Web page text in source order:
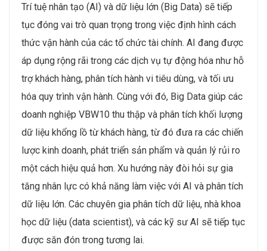
Trí tuệ nhân tạo (AI) và dữ liệu lớn (Big Data) sẽ tiếp
tục đóng vai trò quan trọng trong việc định hình cách
thức vận hành của các tổ chức tài chính. AI đang được
áp dụng rộng rãi trong các dịch vụ tự động hóa như hỗ
trợ khách hàng, phân tích hành vi tiêu dùng, và tối ưu
hóa quy trình vận hành. Cùng với đó, Big Data giúp các
doanh nghiệp VBW10 thu thập và phân tích khối lượng
dữ liệu khổng lồ từ khách hàng, từ đó đưa ra các chiến
lược kinh doanh, phát triển sản phẩm và quản lý rủi ro
một cách hiệu quả hơn. Xu hướng này đòi hỏi sự gia
tăng nhân lực có khả năng làm việc với AI và phân tích
dữ liệu lớn. Các chuyên gia phân tích dữ liệu, nhà khoa
học dữ liệu (data scientist), và các kỹ sư AI sẽ tiếp tục
được săn đón trong tương lai.